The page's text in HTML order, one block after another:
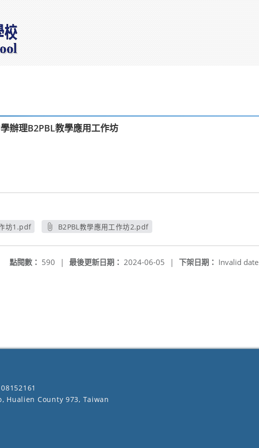
辦理B2PBL教學應用工作坊
坊1.pdf
B2PBL教學應用工作坊2.pdf
下架日期： Invalid date
最後更新日期： 2024-06-05 |
點閱數： 590 |
Hualien County 973, Taiwan